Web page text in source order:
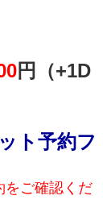
円（+1D
ト予約フ
をご確認くだ